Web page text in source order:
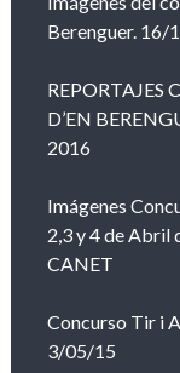
Berenguer. 16/
REPORTAJES
D’EN
2016
Imágenes
2,3 y 4 de Abril
CANET
Concurso Tir i
3/05/15